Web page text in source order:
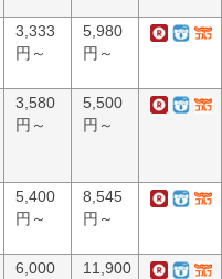
3,333
円～
5,980
円～
3,580
円～
5,500
円～
5,400
円～
8,545
円～
6,000
11,900